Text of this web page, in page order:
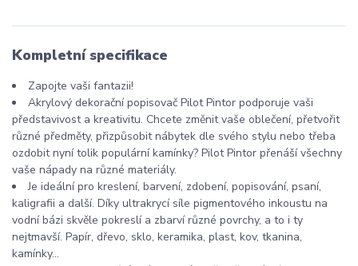
Kompletní specifikace
Zapojte vaši fantazii!
Akrylový dekorační popisovač Pilot Pintor podporuje vaši
představivost a kreativitu. Chcete změnit vaše oblečení, přetvořit
různé předměty, přizpůsobit nábytek dle svého stylu nebo třeba
ozdobit nyní tolik populární kamínky? Pilot Pintor přenáší všechny
vaše nápady na různé materiály.
Je ideální pro kreslení, barvení, zdobení, popisování, psaní,
kaligrafii a další. Díky ultrakrycí síle pigmentového inkoustu na
vodní bázi skvěle pokreslí a zbarví různé povrchy, a to i ty
nejtmavší. Papír, dřevo, sklo, keramika, plast, kov, tkanina,
kamínky...